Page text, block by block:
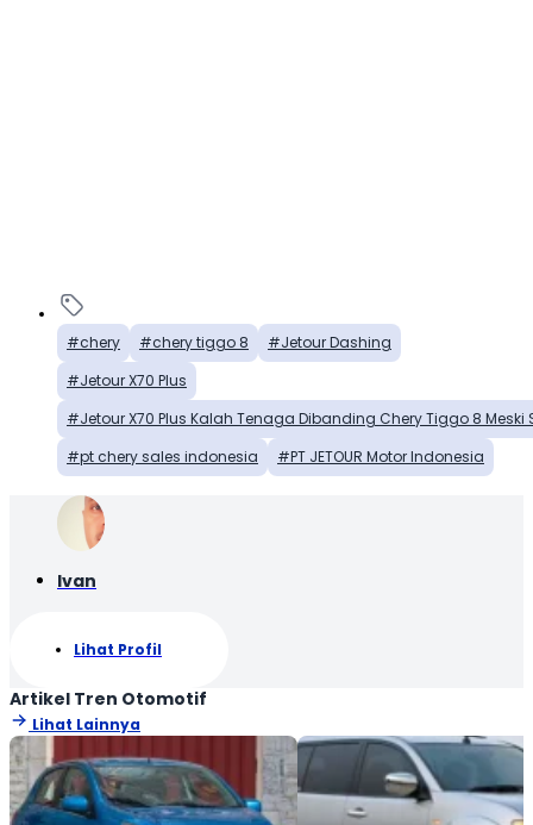
chery chery tiggo 8
Jetour Dashing
Jetour X70 Plus
Jetour X70 Plus Kalah Tenaga Dibanding Chery Tiggo 8
pt chery sales indonesia
PT JETOUR Motor Indonesia
Ivan
Lihat Profil
Artikel Tren Otomotif
Lihat Lainnya